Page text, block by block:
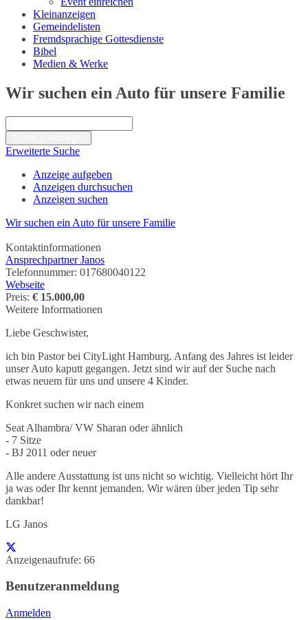
Kleinanzeigen
Gemeindelisten
Fremdsprachige Gottesdienste
Bibel
Medien & Werke
Wir suchen ein Auto für unsere Familie
nach:
Erweiterte Suche
Anzeige aufgeben
Anzeigen durchsuchen
Anzeigen suchen
Wir suchen ein Auto für unsere Familie
Kontaktinformationen
Ansprechpartner Janos
Telefonnummer: 017680040122
Webseite
Preis: € 15.000,00
Weitere Informationen
Liebe Geschwister,
ich bin Pastor bei CityLight Hamburg. Anfang des Jahres ist leider
unser Auto kaputt gegangen. Jetzt sind wir auf der Suche nach
etwas neuem für uns und unsere 4 Kinder.
Konkret suchen wir nach einem
Seat Alhambra/ VW Sharan oder ähnlich
- 7 Sitze
- BJ 2011 oder neuer
Alle andere Ausstattung ist uns nicht so wichtig. Vielleicht hört Ihr
ja was oder Ihr kennt jemanden. Wir wären über jeden Tip sehr
dankbar!
LG Janos
Anzeigenaufrufe: 66
Benutzeranmeldung
Anmelden